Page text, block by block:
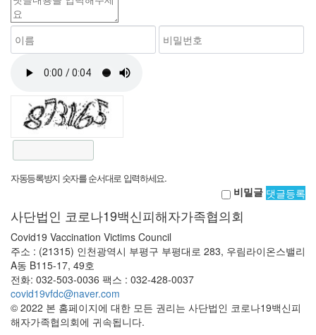
자동등록방지 숫자를 순서대로 입력하세요.
비밀글 댓글등록
사단법인 코로나19백신피해자가족협의회
Covid19 Vaccination Victims Council
주소 : (21315) 인천광역시 부평구 부평대로 283, 우림라이온스밸리
A동 B115-17, 49호
전화: 032-503-0036 팩스 : 032-428-0037
covid19vfdc@naver.com
© 2022 본 홈페이지에 대한 모든 권리는 사단법인 코로나19백신피
해자가족협의회에 귀속됩니다.